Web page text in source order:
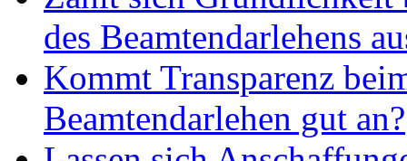
des Beamtendarlehens
Kommt Transparenz
Beamtendarlehen gut an?